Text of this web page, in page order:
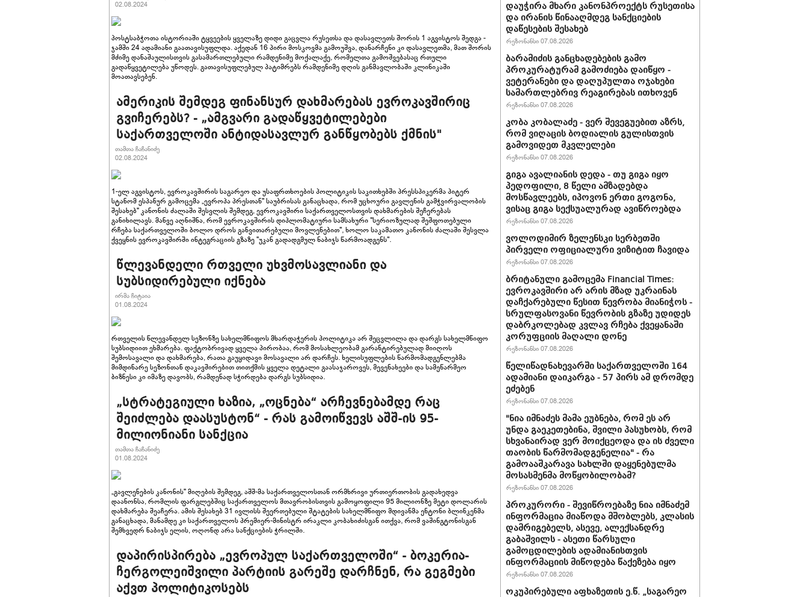
02.08.2024
პოსტსაბჭოთა ისტორიაში ტყვეების ყველაზე დიდი გაცვლა რუსეთსა და დასავლეთს შორის 1 აგვისტოს შედგა -
ჯამში 24 ადამიანი გაათავისუფლდა. აქედან 16 პირი მოსკოვმა გამოუშვა, დანარჩენი კი დასავლეთმა, მათ შორის
მძიმე დანაშაულისთვის გასამართლებული რამდენიმე მოქალაქე, რომელთა გამოშვებასაც რთული
გადაწყვეტილება უწოდეს. გათავისუფლებულ პატიმრებს რამდენიმე დღის განმავლობაში კლინიკაში
მოათავსებენ.
ამერიკის შემდეგ ფინანსურ დახმარებას ევროკავშირიც
გვიჩერებს? - „ამგვარი გადაწყვეტილებები
საქართველოში ანტიდასავლურ განწყობებს ქმნის"
თამთა ჩაჩანიძე
02.08.2024
1-ელ აგვისტოს, ევროკავშირის საგარეო და უსაფრთხოების პოლიტიკის საკითხებში პრესსპიკერმა პიტერ
სტანომ ესპანურ გამოცემა „ევროპა პრესთან" საუბრისას განაცხადა, რომ უცხოური გავლენის გამჭვირვალობის
შესახებ" კანონის ძალაში შესვლის შემდეგ, ევროკავშირი საქართველოსთვის დახმარების შეჩერებას
განიხილავს. მანვე აღნიშნა, რომ ევროკავშირის დიპლომატიური სამსახური "სერიოზულად შეშფოთებული
რჩება საქართველოში ბოლო დროს განვითარებული მოვლენებით", ხოლო საკამათო კანონის ძალაში შესვლა
ქვეყნის ევროკავშირში ინტეგრაციის გზაზე "უკან გადადგმულ ნაბიჯს წარმოადგენს".
წლევანდელი რთველი უხვმოსავლიანი და
სუბსიდირებული იქნება
ირმა ჩიტაია
01.08.2024
რთველის წლევანდელ სეზონზე სახელმწიფოს მხარდაჭერის პოლიტიკა არ შეცვლილა და დარგს სახელმწიფო
სუბსიდიით ეხმარება. ფაქტობრივად ყველა პირობაა, რომ მოსახლეობამ გარანტირებულად მიიღოს
შემოსავალი და დახმარება, რათა გაუყიდავი მოსავალი არ დარჩეს. ხელისუფლების წარმომადგენლებმა
მიმდინარე სეზონთან დაკავშირებით თითქმის ყველა დეტალი გაასაჯაროვეს, მევენახეები და სამეწარმეო
ბიზნესი კი იმაზე დავობს, რამდენად სჭირდება დარგს სუბსიდია.
„სტრატეგიული ხაზია, „ოცნება“ არჩევნებამდე რაც
შეიძლება დაასუსტონ“ - რას გამოიწვევს აშშ-ის 95-
მილიონიანი სანქცია
თამთა ჩაჩანიძე
01.08.2024
„გავლენების კანონის" მიღების შემდეგ, აშშ-მა საქართველოსთან ორმხრივი ურთიერთობის გადახედვა
დაანონსა, რომლის ფარგლებშიც საქართველოს მთავრობისთვის გამოყოფილი 95 მილიონზე მეტი დოლარის
დახმარება შეაჩერა. ამის შესახებ 31 ივლისს შეერთებული შტატების სახელმწიფო მდივანმა ენტონი ბლინკენმა
განაცხადა, მანამდე კი საქართველოს პრემიერ-მინისტრ ირაკლი კობახიძისგან ითქვა, რომ ვაშინგტონისგან
შემხვედრ ნაბიჯს ელის, ოღონდ არა სანქციების ჭრილში.
დაპირისპირება „ევროპულ საქართველოში“ - ბოკერია-
ჩერგოლეიშვილი პარტიის გარეშე დარჩნენ, რა გეგმები
აქვთ პოლიტიკოსებს
დაუჭირა მხარი კანონპროექტს რუსეთისა
და ირანის წინააღმდეგ სანქციების
დაწესების შესახებ
რეზონანსი 07.08.2026
ბარამიძის განცხადებების გამო
პროკურატურამ გამოძიება დაიწყო -
ვეტერანები და დაღუპულთა ოჯახები
სამართლებრივ რეაგირებას ითხოვენ
რეზონანსი 07.08.2026
კობა კობალაძე - ვერ შევეგუებით აზრს,
რომ ვიღაცის ბოდიალის გულისთვის
გამოვიდეთ მკვლელები
რეზონანსი 07.08.2026
გიგა ავალიანის დედა - თუ გიგა იყო
პედოფილი, 8 წელი ამზადებდა
მოსწავლეებს, იპოვონ ერთი გოგონა,
ვისაც გიგა სექსუალურად ავიწროებდა
რეზონანსი 07.08.2026
ვოლოდიმირ ზელენსკი სერბეთში
პირველი ოფიციალური ვიზიტით ჩავიდა
რეზონანსი 07.08.2026
ბრიტანული გამოცემა Financial Times:
ევროკავშირი არ არის მზად უკრაინას
დაჩქარებული წესით წევრობა მიანიჭოს -
სრულფასოვანი წევრობის გზაზე უდიდეს
დაბრკოლებად კვლავ რჩება ქვეყანაში
კორუფციის მაღალი დონე
რეზონანსი 07.08.2026
წელიწადნახევარში საქართველოში 164
ადამიანი დაიკარგა - 57 პირს ამ დრომდე
ეძებენ
რეზონანსი 07.08.2026
"ნია იმნაძეს მამა ეუბნება, რომ ეს არ
უნდა გაეკეთებინა, შვილი პასუხობს, რომ
სხვანაირად ვერ მოიქცეოდა და ის ძველი
თაობის წარმომადგენელია" - რა
გამოააშკარავა სახლში დაყენებულმა
მოსასმენმა მოწყობილობამ?
რეზონანსი 07.08.2026
პროკურორი - შევიწროებაზე ნია იმნაძემ
ინფორმაცია მიაწოდა მშობლებს, კლასის
დამრიგებელს, ასევე, ალექსანდრე
გაბაშვილს - ასეთი წარსული
გამოცდილების ადამიანისთვის
ინფორმაციის მიწოდება წაქეზება იყო
რეზონანსი 07.08.2026
ოკუპირებული აფხაზეთის ე.წ. „საგარეო